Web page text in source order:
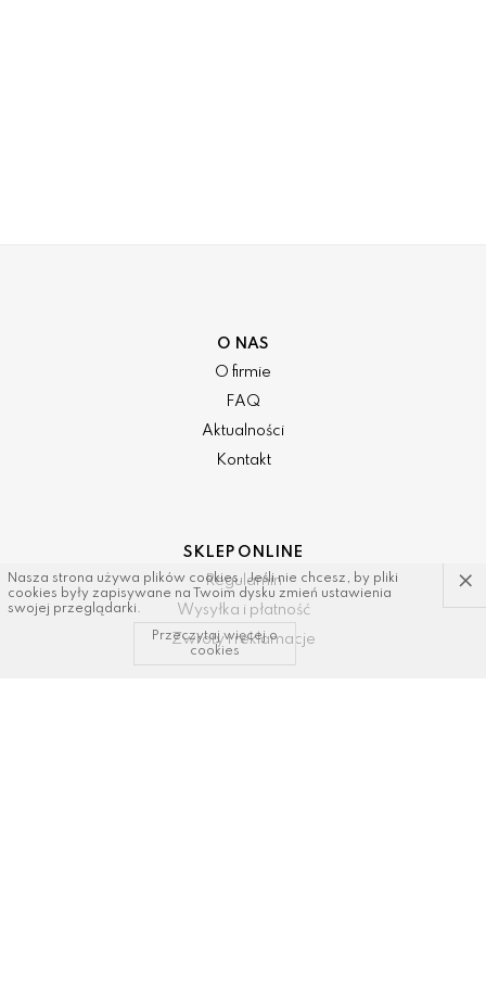
O NAS
O firmie
FAQ
Aktualności
Kontakt
SKLEP ONLINE
Regulamin
Wysyłka i płatność
Zwroty i reklamacje
Nasza strona używa plików cookies. Jeśli nie chcesz, by pliki
cookies były zapisywane na Twoim dysku zmień ustawienia
swojej przeglądarki.
×
Przeczytaj więcej o
cookies